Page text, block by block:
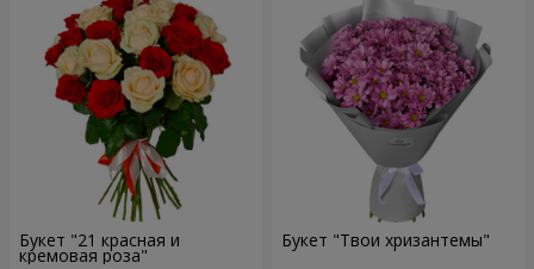
Букет "21 красная и
кремовая роза"
Букет "Твои хризантемы"